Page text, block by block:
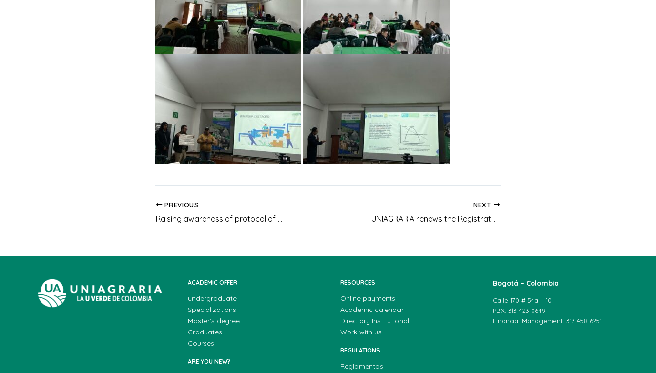
PREVIOUS
Raising awareness of protocol of the IDPYBA, Best Practices in animal welfare in the Marketing of Ornamental Fish in UNIAGRARIA
NEXT
UNIAGRARIA renews the Registration Qualified for the Specialization in Animal Welfare and Ethology
ACADEMIC OFFER
undergraduate
Specializations
Master's degree
Graduates
Courses
ARE YOU NEW?
RESOURCES
Online payments
Academic calendar
Directory Institutional
Work with us
REGULATIONS
Reglamentos
Bogotá – Colombia
Calle 170 # 54a – 10
PBX: 313 423 0649
Financial Management: 313 458 6251